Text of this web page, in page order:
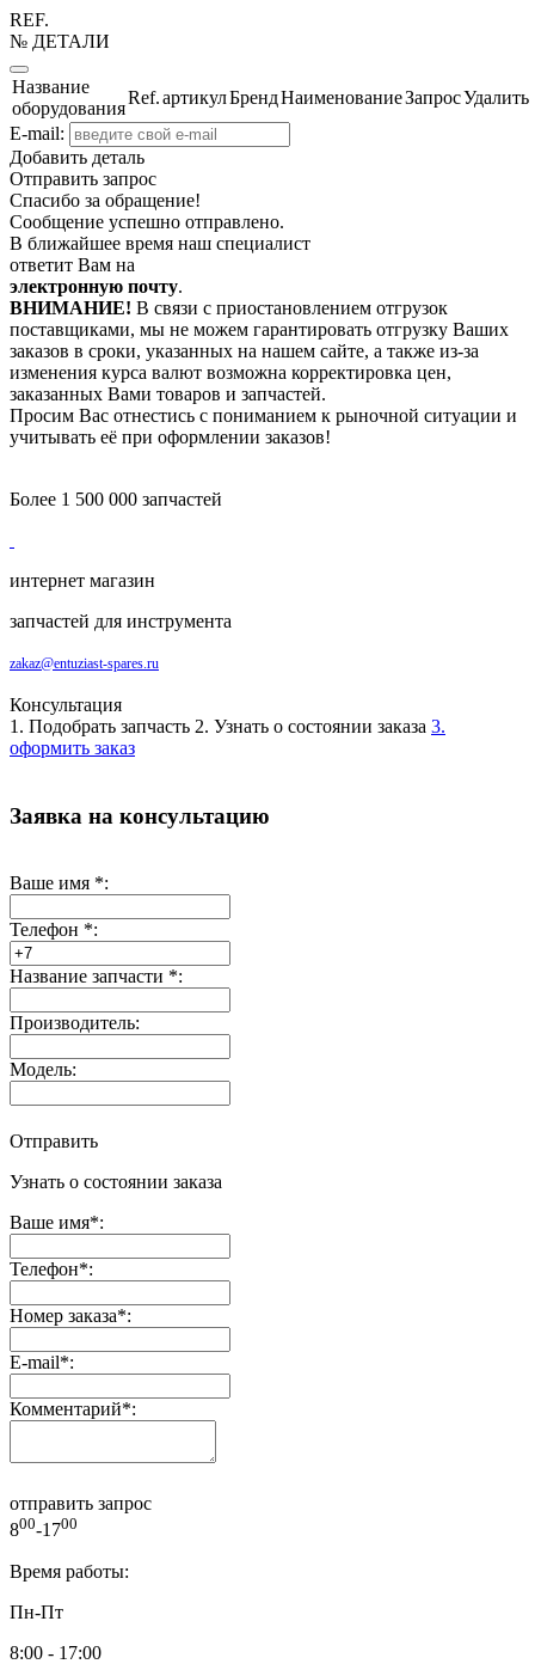
REF.
№ ДЕТАЛИ
Название
оборудования
Ref.артикулБрендНаименованиеЗапросУдалить
E-mail:
Добавить деталь
Отправить запрос
Спасибо за обращение!
Сообщение успешно отправлено.
В ближайшее время наш специалист
ответит Вам на
электронную почту.
ВНИМАНИЕ! В связи с приостановлением отгрузок
поставщиками, мы не можем гарантировать отгрузку Ваших
заказов в сроки, указанных на нашем сайте, а также из-за
изменения курса валют возможна корректировка цен,
заказанных Вами товаров и запчастей.
Просим Вас отнестись с пониманием к рыночной ситуации и
учитывать её при оформлении заказов!
Более 1 500 000 запчастей
интернет магазин
запчастей для инструмента
zakaz@entuziast-spares.ru
Консультация
1. Подобрать запчасть 2. Узнать о состоянии заказа 3.
оформить заказ
Заявка на консультацию
Ваше имя *:
Телефон *:
Название запчасти *:
Производитель:
Модель:
Отправить
Узнать о состоянии заказа
Ваше имя*:
Телефон*:
Номер заказа*:
E-mail*:
Комментарий*:
отправить запрос
800-1700
Время работы:
Пн-Пт
8:00 - 17:00